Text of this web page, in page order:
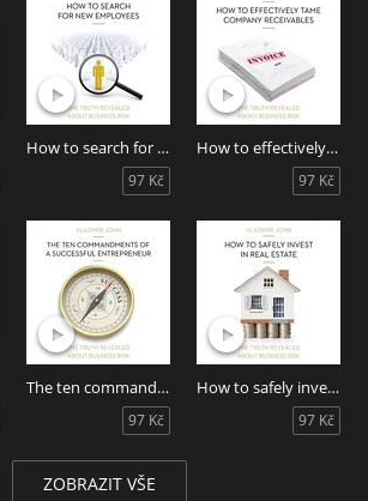
How to search for new employees
97 Kč
How to effectively tame company receivables
97 Kč
The ten commandments of a successful entrepreneur
97 Kč
How to safely invest in real estate
97 Kč
ZOBRAZIT VŠE